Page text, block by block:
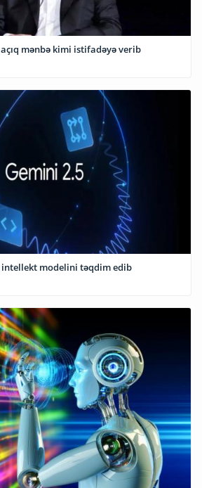
mənbə kimi istifadəyə verib
intellekt modelini təqdim edib